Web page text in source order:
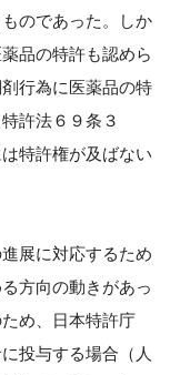
のであった。しか
品の特許も認めら
行為に医薬品の特
許法６９条３
特許権が及ばない
展に対応するため
方向の動きがあっ
め、日本特許庁
投与する場合（人